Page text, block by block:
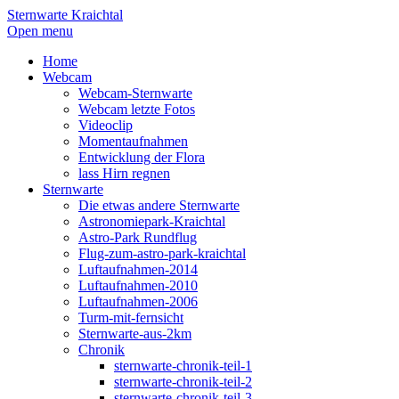
Sternwarte Kraichtal
Open menu
Home
Webcam
Webcam-Sternwarte
Webcam letzte Fotos
Videoclip
Momentaufnahmen
Entwicklung der Flora
lass Hirn regnen
Sternwarte
Die etwas andere Sternwarte
Astronomiepark-Kraichtal
Astro-Park Rundflug
Flug-zum-astro-park-kraichtal
Luftaufnahmen-2014
Luftaufnahmen-2010
Luftaufnahmen-2006
Turm-mit-fernsicht
Sternwarte-aus-2km
Chronik
sternwarte-chronik-teil-1
sternwarte-chronik-teil-2